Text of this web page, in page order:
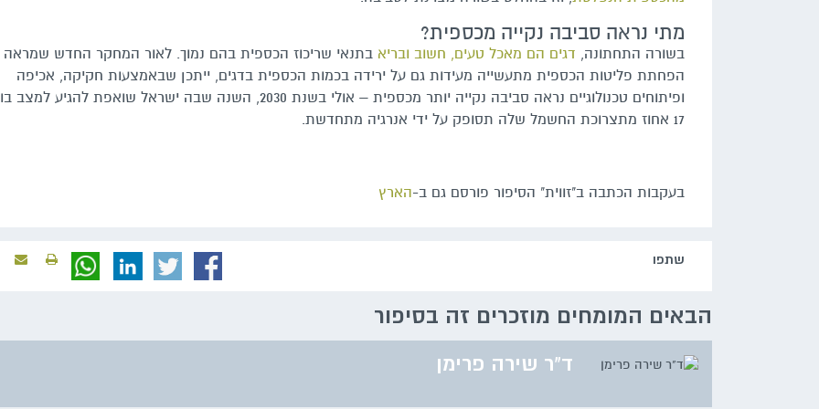
מתי נראה סביבה נקייה מכספית?
בשורה התחתונה, דגים הם מאכל טעים, חשוב ובריא בתנאי שריכוז הכספית בהם נמוך. לאור המחקר החדש שמראה
הפחתת פליטות הכספית מתעשייה מעידות גם על ירידה בכמות הכספית בדגים, ייתכן שבאמצעות חקיקה, אכיפה
ופיתוחים טכנולוגיים נראה סביבה נקייה יותר מכספית – אולי בשנת 2030, השנה שבה ישראל שואפת להגיע למצב בו
17 אחוז מתצרוכת החשמל שלה תסופק על ידי אנרגיה מתחדשת.
בעקבות הכתבה ב"זווית" הסיפור פורסם גם ב-הארץ
שתפו‬
‫‫הבאים‬ ‫המומחים‬ ‫מוזכרים‬ ‫זה‬ ‫בסיפור‬
ד"ר שירה פרימן